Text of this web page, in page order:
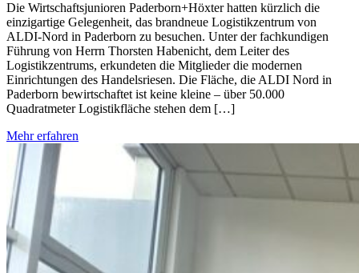
Die Wirtschaftsjunioren Paderborn+Höxter hatten kürzlich die
einzigartige Gelegenheit, das brandneue Logistikzentrum von
ALDI-Nord in Paderborn zu besuchen. Unter der fachkundigen
Führung von Herrn Thorsten Habenicht, dem Leiter des
Logistikzentrums, erkundeten die Mitglieder die modernen
Einrichtungen des Handelsriesen. Die Fläche, die ALDI Nord in
Paderborn bewirtschaftet ist keine kleine – über 50.000
Quadratmeter Logistikfläche stehen dem […]
Mehr erfahren